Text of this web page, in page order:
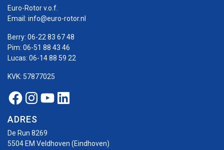
Euro-Rotor v.o.f.
Email: info@euro-rotor.nl
Berry: 06-22 83 67 48
Pim: 06-51 88 43 46
Lucas: 06-14 88 59 22
KVK: 57877025
Facebook Euro-rotor
Instagram Euro-rotor
Youtube Euro-rotor
Linkedin Euro-rotor
ADRES
De Run 8269
5504 EM Veldhoven (Eindhoven)